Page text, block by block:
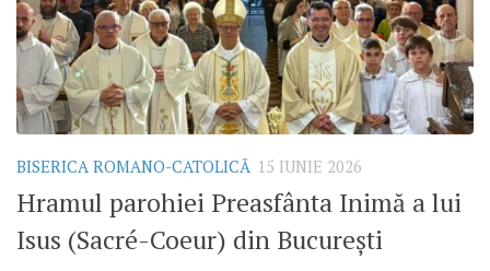
BISERICA ROMANO-CATOLICĂ 15 IUNIE 2026
Hramul parohiei Preasfânta Inimă a lui
Isus (Sacré-Coeur) din București